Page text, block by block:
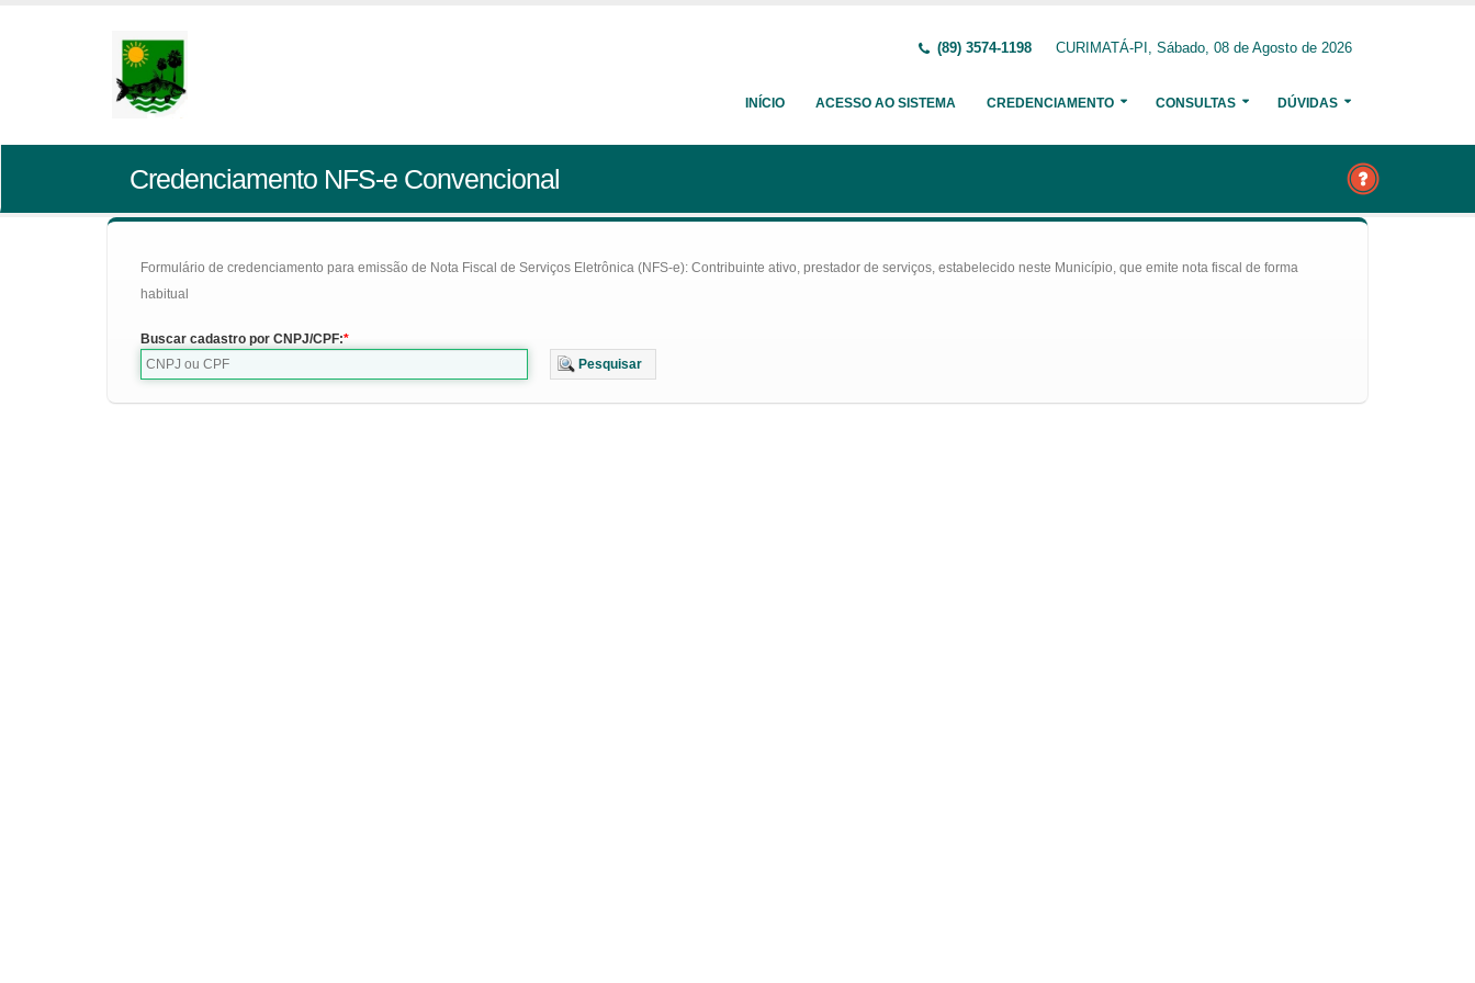
(89) 3574-1198 CURIMATÁ-PI, Sábado, 08 de Agosto de 2026
INÍCIO ACESSO AO SISTEMA CREDENCIAMENTO CONSULTAS DÚVIDAS
Credenciamento NFS-e Convencional
Formulário de credenciamento para emissão de Nota Fiscal de Serviços Eletrônica (NFS-e): Contribuinte ativo, prestador de serviços, estabelecido neste Município, que emite nota fiscal de forma
habitual
Buscar cadastro por CNPJ/CPF:
Pesquisar